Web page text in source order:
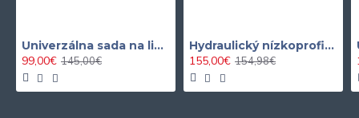
Univerzálna sada na lisovanie silentblokov a ložísk
99,00€ 145,00€
Hydraulický nízkoprofilový zdvihák 3 tonový BJC
155,00€ 154,98€